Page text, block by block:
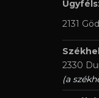
2131
2330
(a